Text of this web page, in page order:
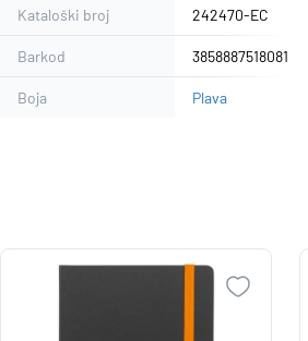
Kataloški broj 242470-EC
Barkod 3858887518081
Boja Plava